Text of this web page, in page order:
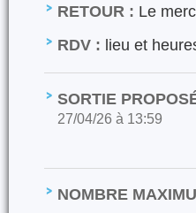
RETOUR : Le
RDV : lieu et
SORTIE
27/04/26 à 13:59
NOMBRE